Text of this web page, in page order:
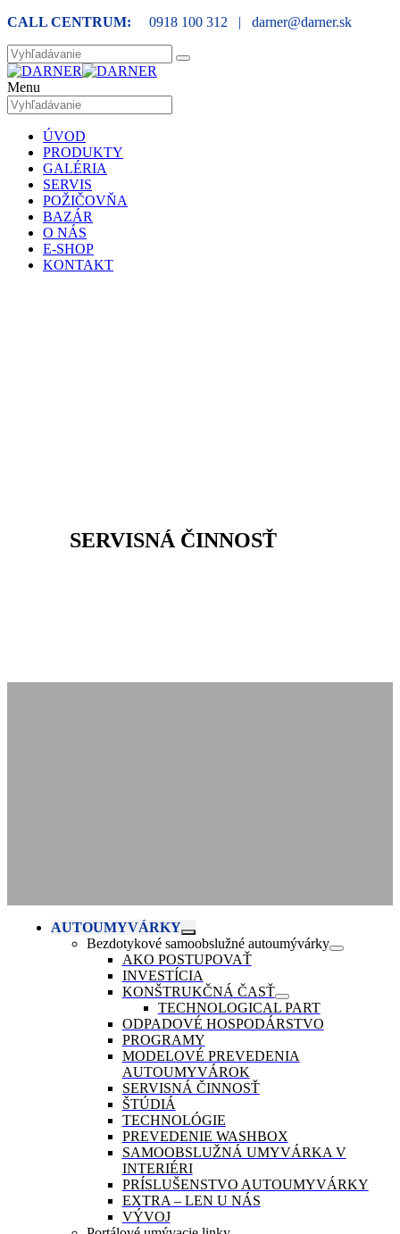
CALL CENTRUM: 0918 100 312 | darner@darner.sk
Menu
ÚVOD
PRODUKTY
GALÉRIA
SERVIS
POŽIČOVŇA
BAZÁR
O NÁS
E-SHOP
KONTAKT
SERVISNÁ ČINNOSŤ
AUTOUMYVÁRKY
Bezdotykové samoobslužné autoumývárky
AKO POSTUPOVAŤ
INVESTÍCIA
KONŠTRUKČNÁ ČASŤ
TECHNOLOGICAL PART
ODPADOVÉ HOSPODÁRSTVO
PROGRAMY
MODELOVÉ PREVEDENIA
AUTOUMYVÁROK
SERVISNÁ ČINNOSŤ
ŠTÚDIÁ
TECHNOLÓGIE
PREVEDENIE WASHBOX
SAMOOBSLUŽNÁ UMYVÁRKA V
INTERIÉRI
PRÍSLUŠENSTVO AUTOUMYVÁRKY
EXTRA – LEN U NÁS
VÝVOJ